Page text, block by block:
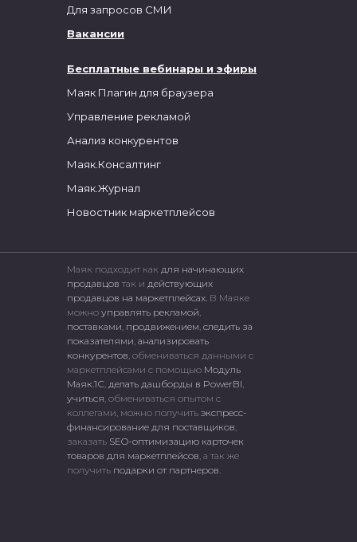
Бесплатные вебинары и эфиры
Маяк Плагин для браузера
Управление рекламой
Анализ конкурентов
Маяк.Консалтинг
Маяк.Журнал
Новостник маркетплейсов
Для запросов СМИ
Вакансии
Маяк подходит как для начинающих
продавцов так и действующих
продавцов на маркетплейсах. В Маяке
можно управлять рекламой
поставками продвижением следить за
показателями анализировать
конкурентов , обмениваться данными с
маркетплейсами c помощью Модуль
Маяк.1С делать дашборды в PowerBI
учиться , обмениваться опытом с
коллегами, можно получить экспресс-
финансирование для поставщиков
заказать SEO-оптимизацию карточек
товаров для маркетплейсов , а так же
получить подарки от партнеров